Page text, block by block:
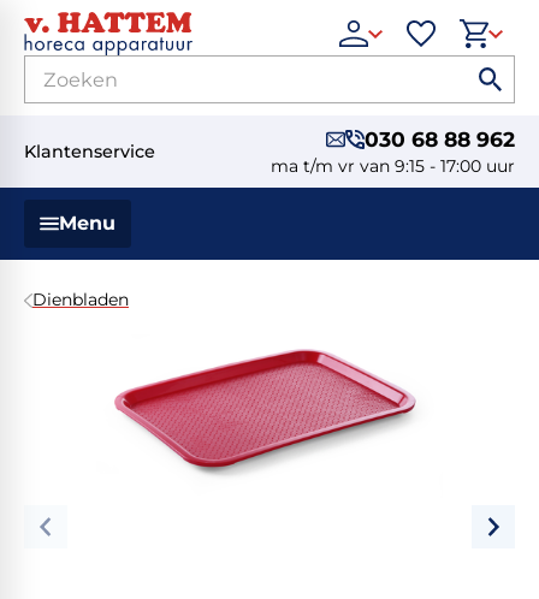
Klantenservice 030 68 88 962
ma t/m vr van 9:15 - 17:00 uur
Menu
Dienbladen